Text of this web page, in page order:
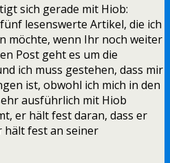
sich gerade mit Hiob:
lesenswerte Artikel, die ich
möchte, wenn Ihr noch weiter
Post geht es um die
ich muss gestehen, dass mir
ist, obwohl ich mich in den
ausführlich mit Hiob
er hält fest daran, dass er
hält fest an seiner